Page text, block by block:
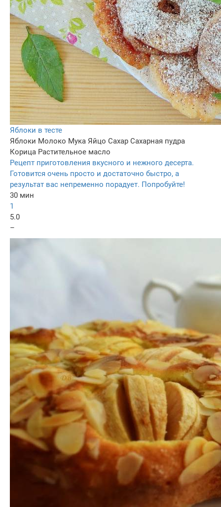
Яблоки в тесте
Яблоки Молоко Мука Яйцо Сахар Сахарная пудра
Корица Растительное масло
Рецепт приготовления вкусного и нежного десерта.
Готовится очень просто и достаточно быстро, а
результат вас непременно порадует. Попробуйте!
30 мин
1
5.0
–